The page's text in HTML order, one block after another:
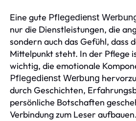
Eine gute Pflegedienst
nur die Dienstleistungen, die
sondern auch das Gefühl, dass
Mittelpunkt steht. In der Pflege
wichtig, die emotionale
Pflegedienst Werbung
durch Geschichten,
persönliche Botschaften
Verbindung zum Leser aufbauen.